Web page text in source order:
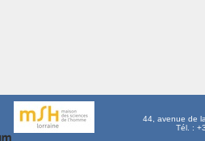
44, avenue de
Tél. :